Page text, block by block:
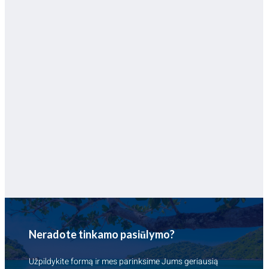
Neradote tinkamo pasiūlymo?
Užpildykite formą ir mes parinksime Jums geriausią